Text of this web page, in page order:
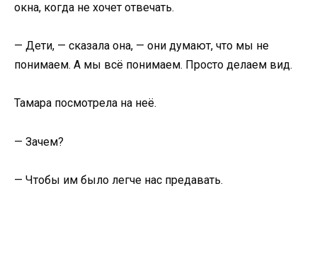
окна, когда не хочет отвечать.
— Дети, — сказала она, — они думают, что мы не
понимаем. А мы всё понимаем. Просто делаем вид.
Тамара посмотрела на неё.
— Зачем?
— Чтобы им было легче нас предавать.